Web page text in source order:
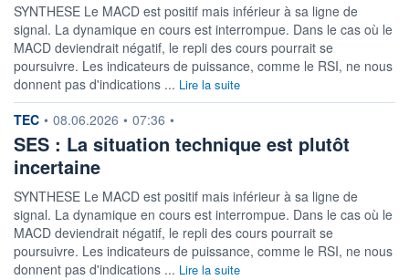
0,000 0,000
VOLUME
2 542
CAPITAL ÉCHANGÉ
0,00%
VALORISATION
2 001 MEUR
DERNIER ÉCHANGE
LIMITE À LA
BAISSE
0,000
HAUSSE
0,000
ESTIMÉ 2026
-
2026
-
DERNIER
DIVIDENDE
0,00 EUR
DATE
DERNIER
DIVIDENDE
-
SYNTHESE Le MACD est positif mais inférieur à sa ligne de
signal. La dynamique en cours est interrompue. Dans le cas où le
MACD deviendrait négatif, le repli des cours pourrait se
poursuivre. Les indicateurs de puissance, comme le RSI, ne nous
donnent pas d'indications ... Lire la suite
information fournie par
TEC • 08.06.2026 • 07:36 •
SES : La situation technique est plutôt
incertaine
SYNTHESE Le MACD est positif mais inférieur à sa ligne de
signal. La dynamique en cours est interrompue. Dans le cas où le
MACD deviendrait négatif, le repli des cours pourrait se
poursuivre. Les indicateurs de puissance, comme le RSI, ne nous
donnent pas d'indications ... Lire la suite